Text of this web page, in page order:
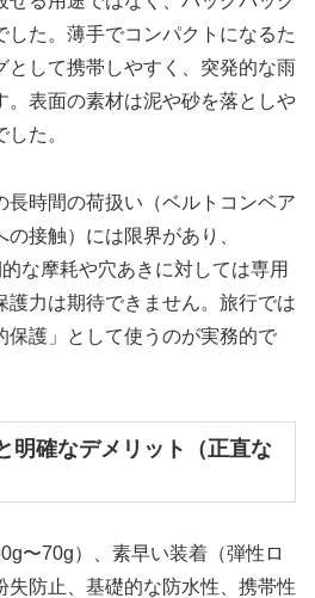
した。薄手でコンパクトになるた
として携帯しやすく、突発的な雨
。表面の素材は泥や砂を落としや
た。
長時間の荷扱い（ベルトコンベア
の接触）には限界があり、
な摩耗や穴あきに対しては専用
護力は期待できません。旅行では
保護」として使うのが実務的で
明確なデメリット（正直な
〜70g）、素早い装着（弾性ロ
失防止、基礎的な防水性、携帯性